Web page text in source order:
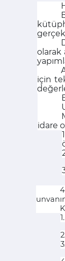
olarak
için
idare
1.